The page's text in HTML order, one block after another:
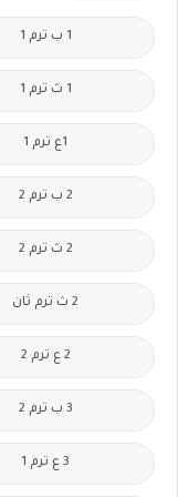
1 ب ترم 1
1 ث ترم 1
1ع ترم 1
2 ب ترم 2
2 ث ترم 2
2 ث ترم ثان
2 ع ترم 2
3 ب ترم 2
3 ع ترم 1